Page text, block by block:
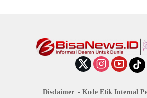
Disclaimer
Kode Etik Internal